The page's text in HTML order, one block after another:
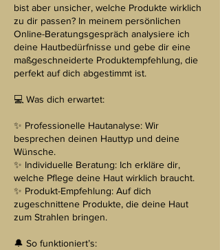
bist aber unsicher, welche Produkte wirklich
zu dir passen? In meinem persönlichen
Online-Beratungsgespräch analysiere ich
deine Hautbedürfnisse und gebe dir eine
maßgeschneiderte Produktempfehlung, die
perfekt auf dich abgestimmt ist.
💻 Was dich erwartet:
✨ Professionelle Hautanalyse: Wir
besprechen deinen Hauttyp und deine
Wünsche.
✨ Individuelle Beratung: Ich erkläre dir,
welche Pflege deine Haut wirklich braucht.
✨ Produkt-Empfehlung: Auf dich
zugeschnittene Produkte, die deine Haut
zum Strahlen bringen.
🔔 So funktioniert’s: